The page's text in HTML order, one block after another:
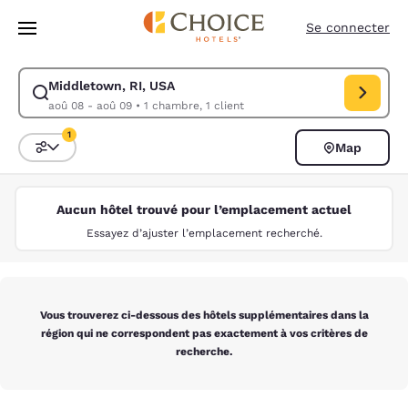
Sauter à Contenu Principal
Se connecter
Middletown, RI, USA
aoû 08 - aoû 09• 1 chambre, 1 client
Modifier la recherche pour Middletown, RI, USA. Date d’arrivée aoû
Triez et filtrez
1
Map
Aucun hôtel trouvé pour l’emplacement actuel
Essayez d’ajuster l’emplacement recherché.
Vous trouverez ci-dessous des hôtels supplémentaires dans la
région qui ne correspondent pas exactement à vos critères de
recherche.